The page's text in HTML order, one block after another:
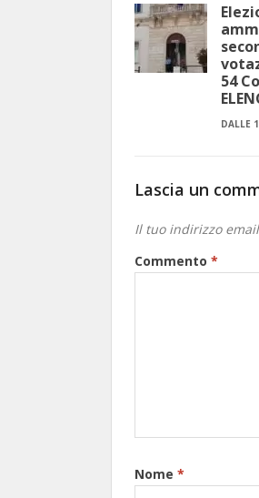
54
DALLE
Lascia un
Il tuo indirizzo
Commento *
Nome *